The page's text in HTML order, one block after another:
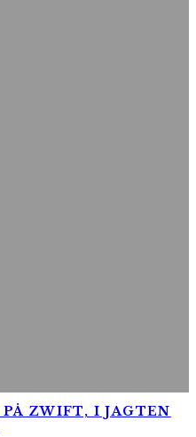
ZWIFT, I JAGTEN